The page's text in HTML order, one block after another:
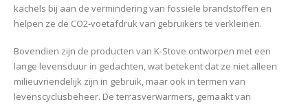
kachels bij aan de vermindering van fossiele brandstoffen en
helpen ze de CO2-voetafdruk van gebruikers te verkleinen.
Bovendien zijn de producten van K-Stove ontworpen met een
lange levensduur in gedachten, wat betekent dat ze niet alleen
milieuvriendelijk zijn in gebruik, maar ook in termen van
levenscyclusbeheer. De terrasverwarmers, gemaakt van